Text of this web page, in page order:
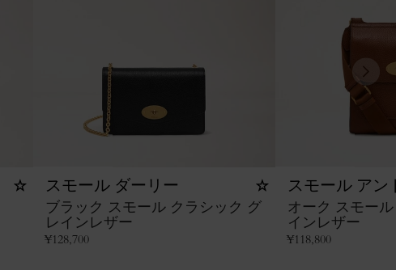
スモール ダーリー
ブラック スモール クラシック グ
レインレザー
¥128,700
スモール アン
オーク スモー
インレザー
¥118,800